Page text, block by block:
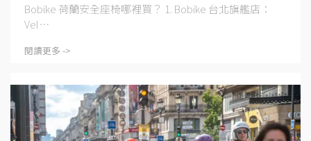
Bobike 荷蘭安全座椅哪裡買？ 1. Bobike 台北旗艦店：
Vel⋯
閱讀更多 ->